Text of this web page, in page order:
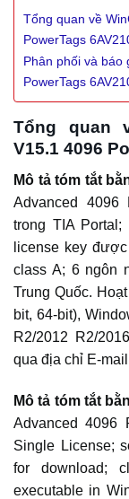
Tổng quan về
PowerTags
Phân phối và báo
PowerTags
Tổng quan
V15.1 4096
Mô tả tóm tắt
Advanced 4096
trong TIA
license key
class A; 6 ngôn
Trung Quốc.
bit, 64-bit),
R2/2012 R2/
qua địa chỉ E-
Mô tả tóm tắt
Advanced 4096
Single License;
for download;
executable in